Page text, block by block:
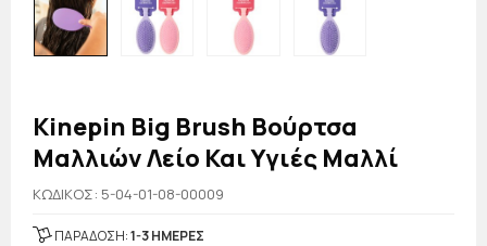
Kinepin Big Brush Βούρτσα
Μαλλιών Λείο Και Υγιές Μαλλί
KΩΔΙΚΟΣ: 5-04-01-08-00009
ΠΑΡΑΔΟΣΗ:1-3 ΗΜΕΡΕΣ